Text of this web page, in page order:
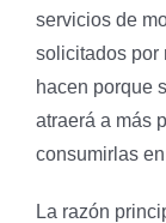
servicios de
solicitados por
hacen porque
atraerá a más
consumirlas
La razón